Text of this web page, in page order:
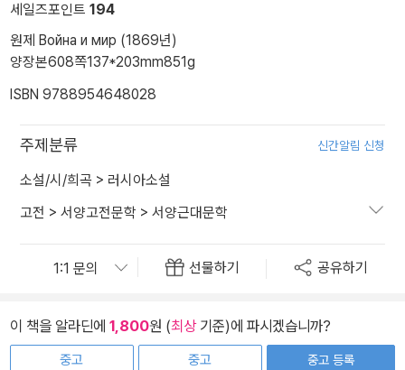
세일즈포인트 194
원제 Война и мир (1869년)
양장본608쪽137*203mm851g
ISBN 9788954648028
주제분류 신간알림 신청
소설/시/희곡 > 러시아소설
고전 > 서양고전문학 > 서양근대문학
선물하기 공유하기
이 책을 알라딘에 1,800원 (최상기준)에 파시겠습니까?
중고
중고
중고 등록